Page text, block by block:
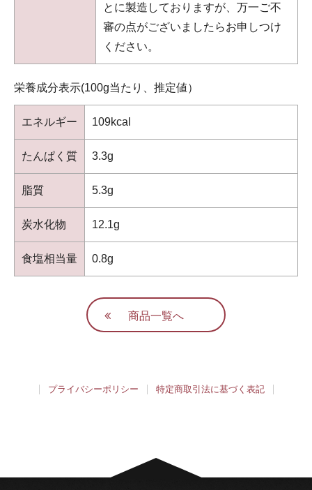
とに製造しておりますが、万一ご不
審の点がございましたらお申しつけ
ください。
栄養成分表示(100g当たり、推定値）
エネルギー 109kcal
たんぱく質 3.3g
脂質 5.3g
炭水化物 12.1g
食塩相当量 0.8g
商品一覧へ
プライバシーポリシー 特定商取引法に基づく表記